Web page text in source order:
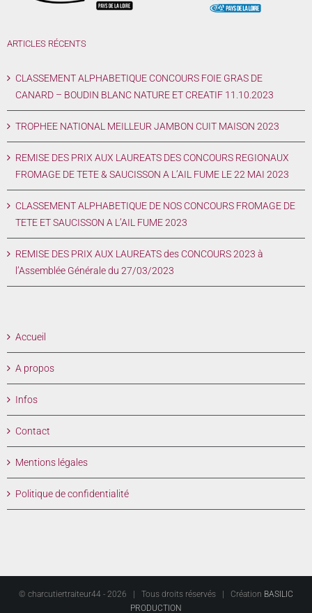
ARTICLES RÉCENTS
CLASSEMENT ALPHABETIQUE CONCOURS FOIE GRAS DE
CANARD – BOUDIN BLANC NATURE ET CREATIF 11.10.2023
TROPHEE NATIONAL MEILLEUR JAMBON CUIT MAISON 2023
REMISE DES PRIX AUX LAUREATS DES CONCOURS REGIONAUX
FROMAGE DE TETE & SAUCISSON A L’AIL FUME LE 22 MAI 2023
CLASSEMENT ALPHABETIQUE DE NOS CONCOURS FROMAGE DE
TETE ET SAUCISSON A L’AIL FUME 2023
REMISE DES PRIX AUX LAUREATS des CONCOURS 2023 à
l’Assemblée Générale du 27/03/2023
Accueil
A propos
Infos
Contact
Mentions légales
Politique de confidentialité
© charcutiertraiteur44 - 2026 | Tous droits réservés | Création BASILIC
PRODUCTION